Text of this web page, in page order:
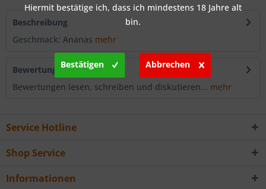
Beschreibung
Geschmack: Ananas mehr
Bewertungen
0
Bewertungen lesen, schreiben und diskutieren... mehr
Service Hotline
Shop Service
Informationen
Hiermit bestätige ich, dass ich mindestens 18 Jahre alt
bin.
Bestätigen Abbrechen